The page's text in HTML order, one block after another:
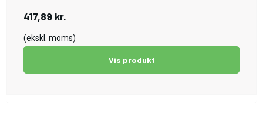
417,89 kr.
(ekskl. moms)
Vis produkt